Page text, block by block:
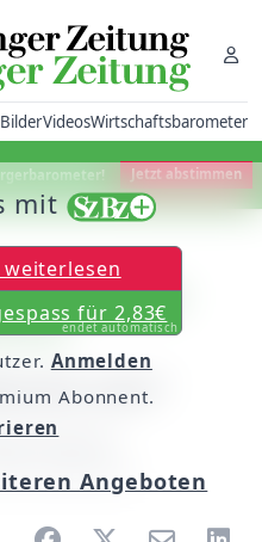
BilderVideosWirtschaftsbarometer
Jetzt abstimmen
Strobl beklagt
sein“
Hamann
00:00 Uhr
mit
für 2,83€
endet automatisch
Anmelden
Abonnent.
Angeboten